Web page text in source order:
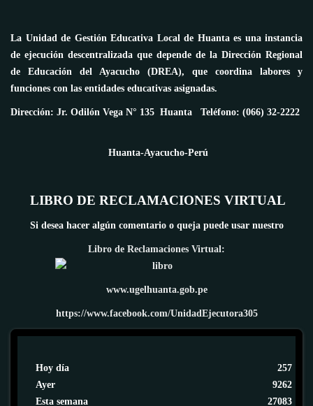
La Unidad de Gestión Educativa Local de Huanta es una instancia
de ejecución descentralizada que depende de la Dirección Regional
de Educación del Ayacucho (DREA), que coordina labores y
funciones con las entidades educativas asignadas.
Dirección: Jr. Odilón Vega N° 135 Huanta Teléfono: (066) 32-2222
Huanta-Ayacucho-Perú
LIBRO DE RECLAMACIONES VIRTUAL
Si desea hacer algún comentario o queja puede usar nuestro
Libro de Reclamaciones Virtual:
www.ugelhuanta.gob.pe
https://www.facebook.com/UnidadEjecutora305
Hoy día
Ayer
Esta semana
257
9262
27083